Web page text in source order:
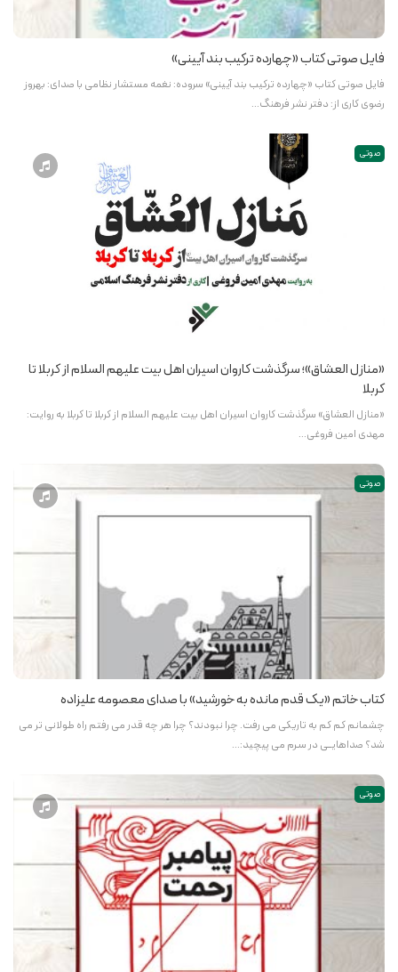
فایل صوتی کتاب «چهارده ترکیب بند آیینی»
فایل صوتی کتاب «چهارده ترکیب بند آیینی» سروده: نغمه مستشار نظامی با صدای: بهروز
رضوی کاری از: دفتر نشر فرهنگ…
صوتی
«منازل العشاق»؛ سرگذشت کاروان اسیران اهل بیت علیهم السلام از کربلا تا
کربلا
«منازل العشاق» سرگذشت کاروان اسیران اهل بیت علیهم السلام از کربلا تا کربلا به روایت:
مهدی امین فروغی…
صوتی
کتاب خاتم «یک قدم مانده به خورشید» با صدای معصومه علیزاده
چشمانم کم کم به تاریکی می رفت. چرا نبودند؟ چرا هر چه قدر می رفتم راه طولانی تر می
شد؟ صداهایــی در سـرم می پیچید:…
صوتی